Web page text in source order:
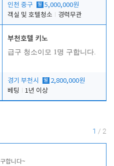
인천 중구 월 5,000,000원
객실 및 호텔청소
경력무관
부천호텔 키노
급구 청소이모 1명 구합니다.
경기 부천시 월 2,800,000원
베팅
1년 이상
1 / 2
합니다~